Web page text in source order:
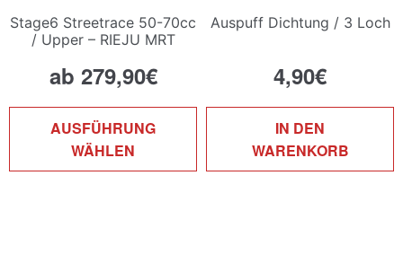
Stage6 Streetrace 50-70cc
/ Upper – RIEJU MRT
ab 279,90€
AUSFÜHRUNG
WÄHLEN
Auspuff Dichtung / 3 Loch
4,90€
IN DEN
WARENKORB